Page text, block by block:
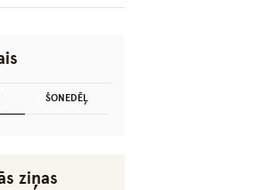
ŠONEDĒĻ
ziņas